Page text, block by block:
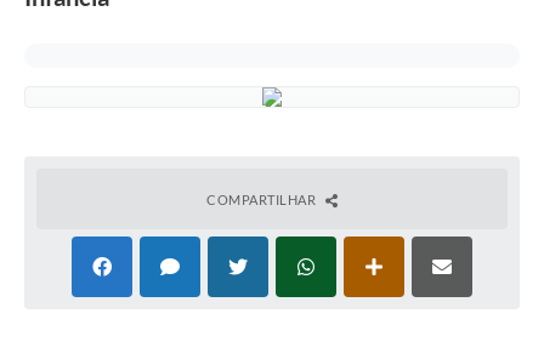
Portal da Privacidade
PNAB (Política Nacional Aldir Blanc)
COMPARTILHAR